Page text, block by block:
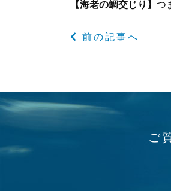
【海老の鯛交じり】 つ
前の記事へ
ご